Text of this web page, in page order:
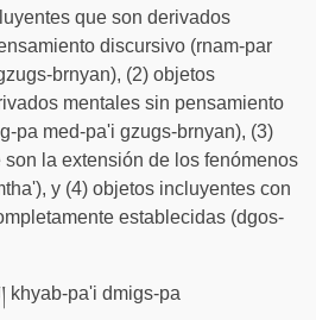
que son derivados
discursivo (rnam-par
brnyan), (2) objetos
mentales sin pensamiento
pa med-pa'i gzugs-brnyan), (3)
la extensión de los fenómenos
y (4) objetos incluyentes con
establecidas (dgos-
khyab-pa'i dmigs-pa